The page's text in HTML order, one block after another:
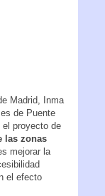
Madrid, Inma
de Puente
, el proyecto de
las zonas
mejorar la
el efecto